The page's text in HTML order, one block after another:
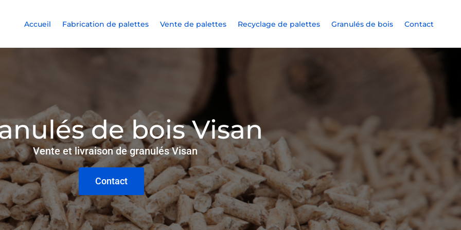
Accueil Fabrication de palettes Vente de palettes Recyclage de palettes Granulés de bois Contact
de bois Visan
Vente et livraison de granulés Visan
Contact